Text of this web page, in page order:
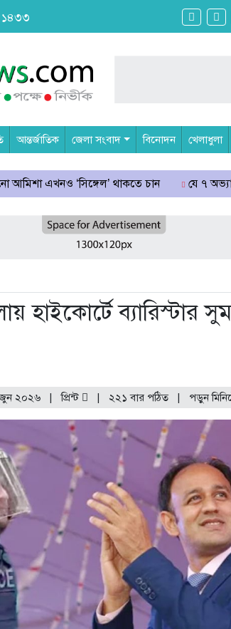
১৪৩৩
আন্তর্জাতিক জেলা সংবাদ বিনোদন খেলাধুলা
থাকতে চান যে ৭ অভ্যাস আপনার
হাইকোর্টে ব্যারিস্টার
জুন ২০২৬ |প্রিন্ট | ২২১ বার পঠিত | পড়ুন